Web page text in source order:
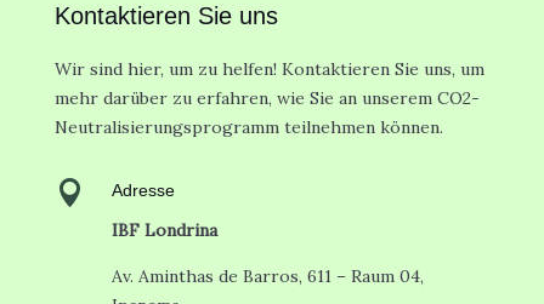
Kontaktieren Sie uns
Wir sind hier, um zu helfen! Kontaktieren Sie uns, um
mehr darüber zu erfahren, wie Sie an unserem CO2-
Neutralisierungsprogramm teilnehmen können.
 Adresse
IBF Londrina
Av. Aminthas de Barros, 611 – Raum 04,